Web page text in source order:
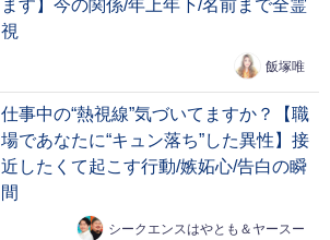
ます】今の関係/年上年下/名前まで全霊
視
飯塚唯
仕事中の“熱視線”気づいてますか？【職
場であなたに“キュン落ち”した異性】接
近したくて起こす行動/嫉妬心/告白の瞬
間
シークエンスはやとも＆ヤースー